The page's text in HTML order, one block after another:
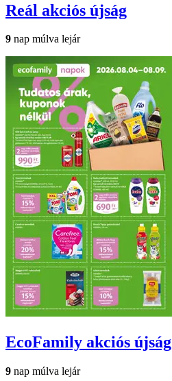
Reál akciós újság
9 nap múlva lejár
EcoFamily akciós újság
9 nap múlva lejár